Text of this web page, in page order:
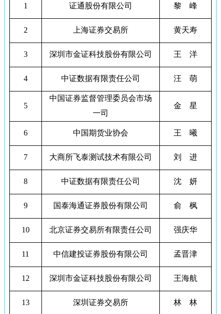
1 证通股份有限公司 黎 峰
2 上海证券交易所 黄天寿
3 深圳市金证科技股份有限公司 王 洋
4 中证数据有限责任公司 汪 萌
5
中国证券监督管理委员会市场
一司
金 星
6 中国期货业协会 王 曦
7 大商所飞泰测试技术有限公司 刘 进
8 中证数据有限责任公司 沈 妍
9 国泰海通证券股份有限公司 俞 枫
10 北京证券交易所有限责任公司 强庆华
11 中信建投证券股份有限公司 孟晋津
12 深圳市金证科技股份有限公司 王海航
13 深圳证券交易所 林 林